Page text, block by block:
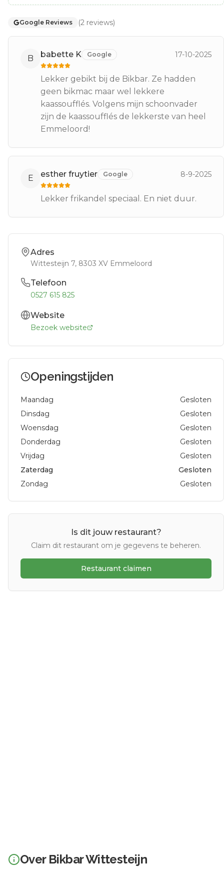
Google Reviews (2 reviews)
B babette K Google 17-10-2025
Lekker gebikt bij de Bikbar. Ze hadden
geen bikmac maar wel lekkere
kaassoufflés. Volgens mijn schoonvader
zijn de kaassoufflés de lekkerste van heel
Emmeloord!
E esther fruytier Google 8-9-2025
Lekker frikandel speciaal. En niet duur.
Adres
Wittesteijn 7, 8303 XV Emmeloord
Telefoon
0527 615 825
Website
Bezoek website
Openingstijden
Maandag
Gesloten
Dinsdag
Gesloten
Woensdag
Gesloten
Donderdag
Gesloten
Vrijdag
Gesloten
Zaterdag
Gesloten
Zondag
Gesloten
Is dit jouw restaurant?
Claim dit restaurant om je gegevens te beheren.
Restaurant claimen
Over Bikbar Wittesteijn